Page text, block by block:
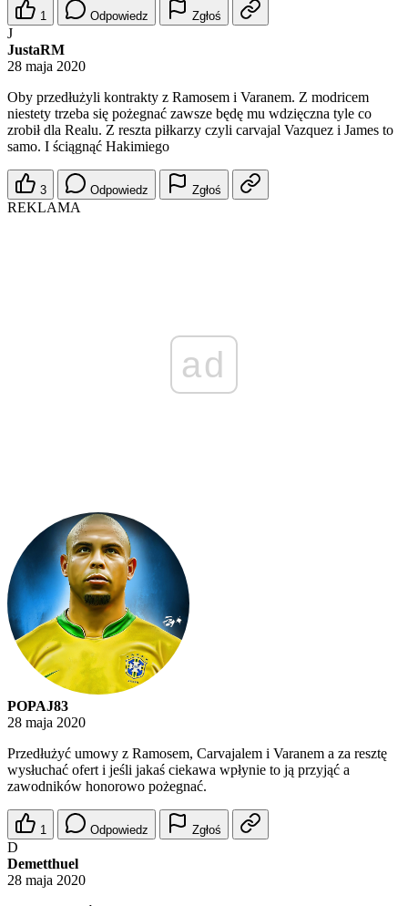
1 Odpowiedz Zgłoś
J
JustaRM
28 maja 2020
Oby przedłużyli kontrakty z Ramosem i Varanem. Z modricem
niestety trzeba się pożegnać zawsze będę mu wdzięczna tyle co
zrobił dla Realu. Z reszta piłkarzy czyli carvajal Vazquez i James to
samo. I ściągnąć Hakimiego
3 Odpowiedz Zgłoś
REKLAMA
ad
POPAJ83
28 maja 2020
Przedłużyć umowy z Ramosem, Carvajalem i Varanem a za resztę
wysłuchać ofert i jeśli jakaś ciekawa wpłynie to ją przyjąć a
zawodników honorowo pożegnać.
1 Odpowiedz Zgłoś
D
Demetthuel
28 maja 2020